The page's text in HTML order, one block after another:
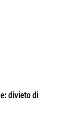
divieto di